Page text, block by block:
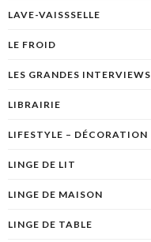
LAVE-VAISSSELLE
LE FROID
LES GRANDES INTERVIEWS
LIBRAIRIE
LIFESTYLE – DÉCORATION
LINGE DE LIT
LINGE DE MAISON
LINGE DE TABLE